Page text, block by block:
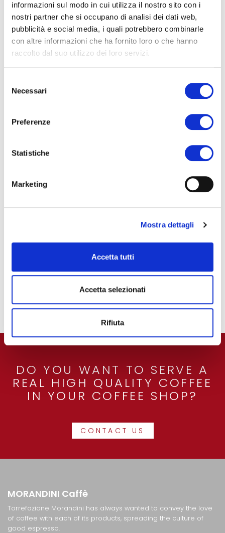
informazioni sul modo in cui utilizza il nostro sito con i
nostri partner che si occupano di analisi dei dati web,
pubblicità e social media, i quali potrebbero combinarle
con altre informazioni che ha fornito loro o che hanno
raccolto dal suo utilizzo dei loro servizi.
delNecessari
Preferenze
Statistiche
Marketing
Mostra dettagli
Accetta tutti
Accetta selezionati
Rifiuta
50% Arabica, 50% Robusta
PODS
DO YOU WANT TO SERVE A
REAL HIGH QUALITY COFFEE
IN YOUR COFFEE SHOP?
CONTACT US
MORANDINI Caffè
Torrefazione Morandini has always wanted to convey the love
of coffee with each of its products, spreading the culture of
good espresso.